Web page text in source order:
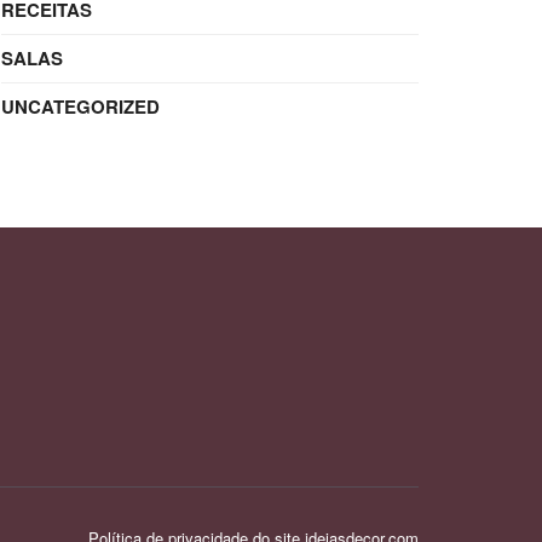
RECEITAS
SALAS
UNCATEGORIZED